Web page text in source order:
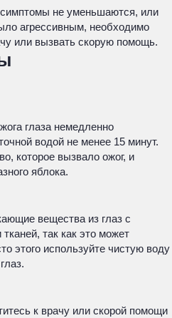
не уменьшаются, или
агрессивным, необходимо
или вызвать скорую помощь.
глаза немедленно
водой не менее 15 минут.
которое вызвало ожог, и
яблока.
вещества из глаз с
так как это может
этого используйте чистую воду
к врачу или скорой помощи